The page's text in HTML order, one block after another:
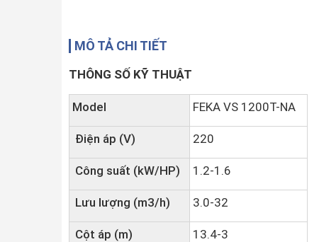
MÔ TẢ CHI TIẾT
THÔNG SỐ KỸ THUẬT
Model FEKA VS 1200T-NA
Điện áp (V) 220
Công suất (kW/HP) 1.2-1.6
Lưu lượng (m3/h) 3.0-32
Cột áp (m) 13.4-3